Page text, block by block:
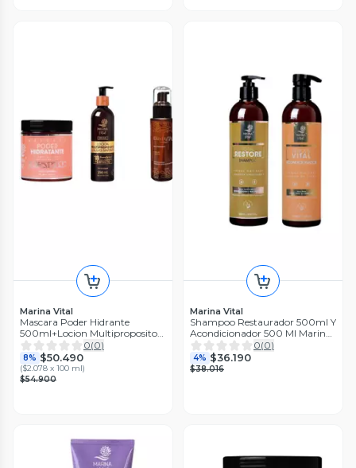
Marina Vital
Mascara Poder Hidrante
500ml+Locion Multiproposito
250ml+serum 60 ml MV
0(0)
8% $50.490
($2.078 x 100 ml)
$54.900
Marina Vital
Shampoo Restaurador 500ml Y
Acondicionador 500 Ml Marina
Vital
0(0)
4% $36.190
$38.016